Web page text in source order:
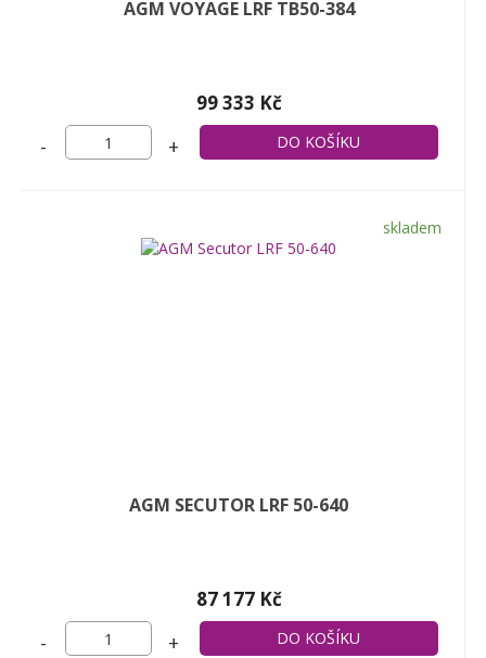
AGM VOYAGE LRF TB50-384
99 333 Kč
- +
skladem
AGM SECUTOR LRF 50-640
87 177 Kč
- +